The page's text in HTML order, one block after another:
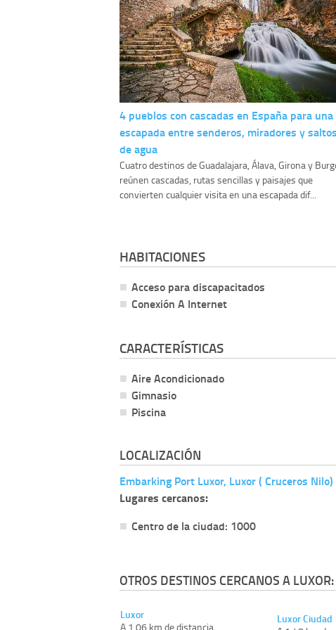
4 pueblos con cascadas en España para una
escapada entre senderos, miradores y saltos
de agua
Cuatro destinos de Guadalajara, Álava, Girona y
reúnen cascadas, rutas sencillas y paisajes que
convierten cualquier visita en una escapada dif...
HABITACIONES
Acceso para discapacitados
Conexión A Internet
CARACTERÍSTICAS
Aire Acondicionado
Gimnasio
Piscina
LOCALIZACIÓN
Embarking Port Luxor, Luxor ( Cruceros Nilo)
Lugares cercanos:
Centro de la ciudad: 1000
OTROS DESTINOS CERCANOS A LUXOR:
Luxor
A 1.06 km de distancia
Luxor Ciudad